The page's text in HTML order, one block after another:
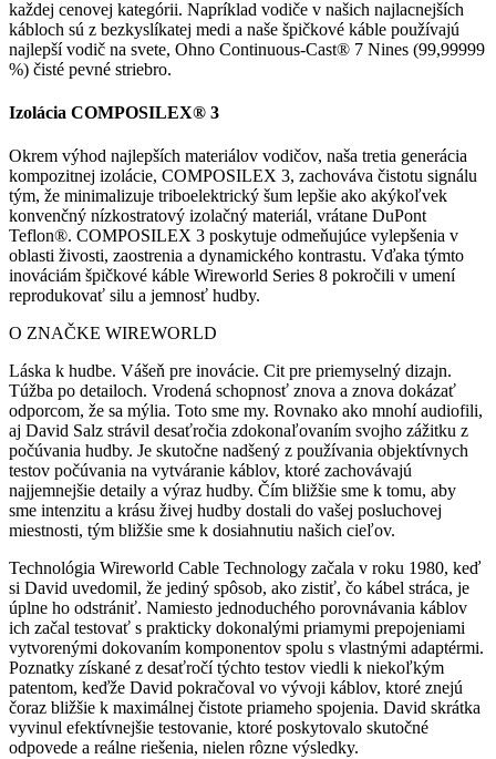
každej cenovej kategórii. Napríklad vodiče v našich najlacnejších
kábloch sú z bezkyslíkatej medi a naše špičkové káble používajú
najlepší vodič na svete, Ohno Continuous-Cast® 7 Nines (99,99999
%) čisté pevné striebro.
Izolácia COMPOSILEX® 3
Okrem výhod najlepších materiálov vodičov, naša tretia generácia
kompozitnej izolácie, COMPOSILEX 3, zachováva čistotu signálu
tým, že minimalizuje triboelektrický šum lepšie ako akýkoľvek
konvenčný nízkostratový izolačný materiál, vrátane DuPont
Teflon®. COMPOSILEX 3 poskytuje odmeňujúce vylepšenia v
oblasti živosti, zaostrenia a dynamického kontrastu. Vďaka týmto
inováciám špičkové káble Wireworld Series 8 pokročili v umení
reprodukovať silu a jemnosť hudby.
O ZNAČKE WIREWORLD
Láska k hudbe. Vášeň pre inovácie. Cit pre priemyselný dizajn.
Túžba po detailoch. Vrodená schopnosť znova a znova dokázať
odporcom, že sa mýlia. Toto sme my. Rovnako ako mnohí audiofili,
aj David Salz strávil desaťročia zdokonaľovaním svojho zážitku z
počúvania hudby. Je skutočne nadšený z používania objektívnych
testov počúvania na vytváranie káblov, ktoré zachovávajú
najjemnejšie detaily a výraz hudby. Čím bližšie sme k tomu, aby
sme intenzitu a krásu živej hudby dostali do vašej posluchovej
miestnosti, tým bližšie sme k dosiahnutiu našich cieľov.
Technológia Wireworld Cable Technology začala v roku 1980, keď
si David uvedomil, že jediný spôsob, ako zistiť, čo kábel stráca, je
úplne ho odstrániť. Namiesto jednoduchého porovnávania káblov
ich začal testovať s prakticky dokonalými priamymi prepojeniami
vytvorenými dokovaním komponentov spolu s vlastnými adaptérmi.
Poznatky získané z desaťročí týchto testov viedli k niekoľkým
patentom, keďže David pokračoval vo vývoji káblov, ktoré znejú
čoraz bližšie k maximálnej čistote priameho spojenia. David skrátka
vyvinul efektívnejšie testovanie, ktoré poskytovalo skutočné
odpovede a reálne riešenia, nielen rôzne výsledky.